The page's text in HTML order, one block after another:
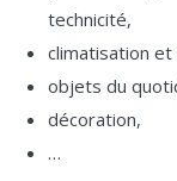
technicité,
climatisation et
objets du
décoration,
…